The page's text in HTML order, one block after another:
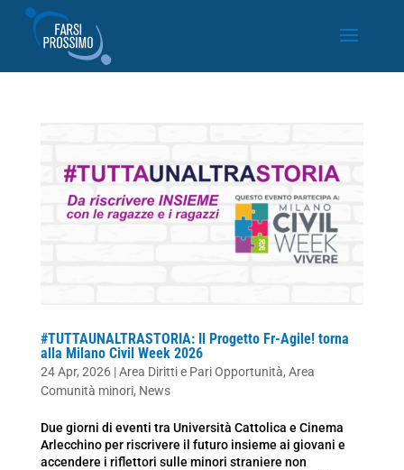
#TUTTAUNALTRASTORIA: Il Progetto Fr-Agile! torna
alla Milano Civil Week 2026
24 Apr, 2026|Area Diritti e Pari Opportunità, Area
Comunità minori, News
Due giorni di eventi tra Università Cattolica e Cinema
Arlecchino per riscrivere il futuro insieme ai giovani e
accendere i riflettori sulle minori straniere non